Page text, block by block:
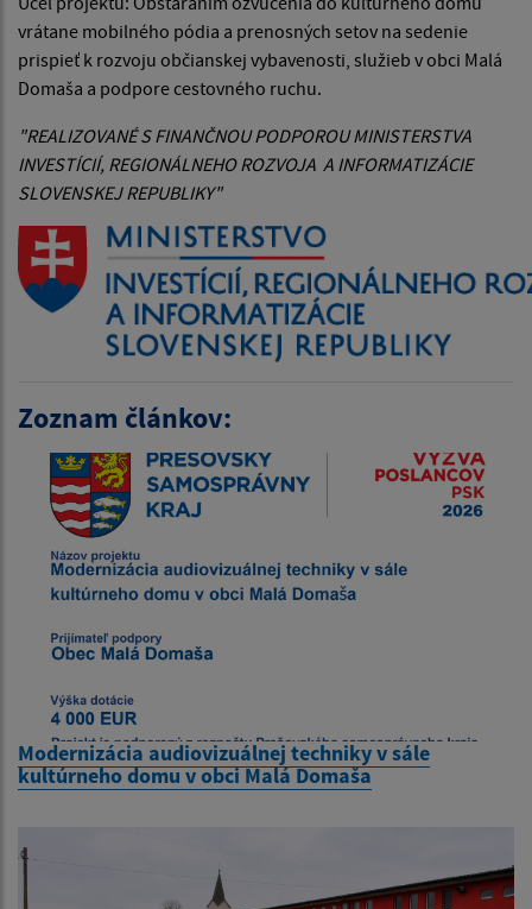
vrátane mobilného pódia a prenosných setov na sedenie
prispieť k rozvoju občianskej vybavenosti, služieb v obci Malá
Domaša a podpore cestovného ruchu.
"REALIZOVANÉ S FINANČNOU PODPOROU MINISTERSTVA
INVESTÍCIÍ, REGIONÁLNEHO ROZVOJA A INFORMATIZÁCIE
SLOVENSKEJ REPUBLIKY"
Zoznam článkov:
Modernizácia audiovizuálnej techniky v sále
kultúrneho domu v obci Malá Domaša